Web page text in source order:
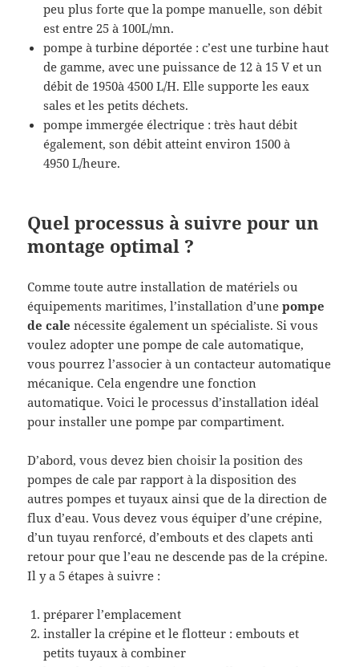
peu plus forte que la pompe manuelle, son débit
est entre 25 à 100L/mn.
pompe à turbine déportée : c’est une turbine haut
de gamme, avec une puissance de 12 à 15 V et un
débit de 1950à 4500 L/H. Elle supporte les eaux
sales et les petits déchets.
pompe immergée électrique : très haut débit
également, son débit atteint environ 1500 à
4950 L/heure.
Quel processus à suivre pour un
montage optimal ?
Comme toute autre installation de matériels ou
équipements maritimes, l’installation d’unepompe
de cale nécessite également un spécialiste. Si vous
voulez adopter une pompe de cale automatique,
vous pourrez l’associer à un contacteur automatique
mécanique. Cela engendre une fonction
automatique. Voici le processus d’installation idéal
pour installer une pompe par compartiment.
D’abord, vous devez bien choisir la position des
pompes de cale par rapport à la disposition des
autres pompes et tuyaux ainsi que de la direction de
flux d’eau. Vous devez vous équiper d’une crépine,
d’un tuyau renforcé, d’embouts et des clapets anti
retour pour que l’eau ne descende pas de la crépine.
Il y a 5 étapes à suivre :
préparer l’emplacement
installer la crépine et le flotteur : embouts et
petits tuyaux à combiner